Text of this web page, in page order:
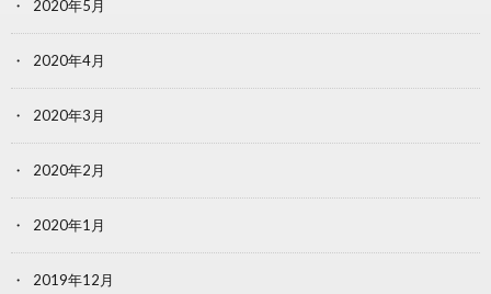
2020年5月
2020年4月
2020年3月
2020年2月
2020年1月
2019年12月